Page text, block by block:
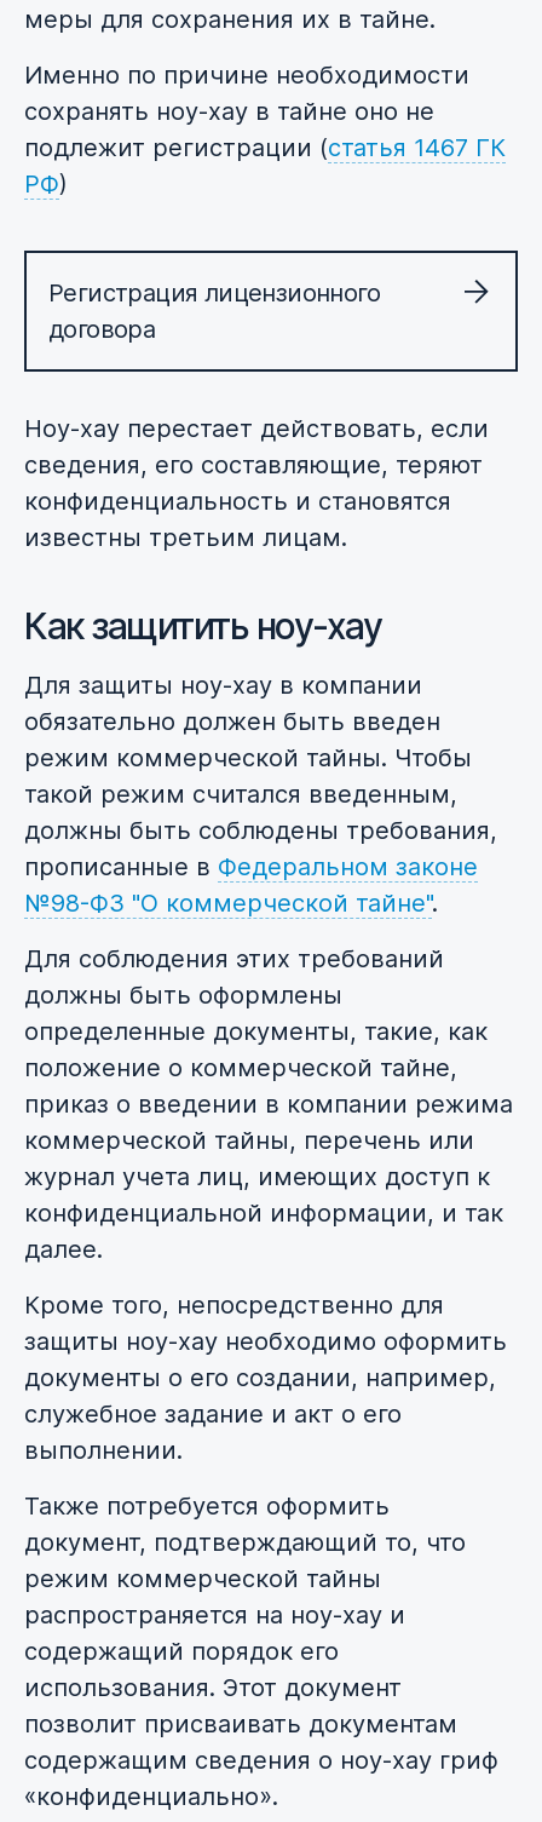
меры для сохранения их в тайне.
Именно по причине необходимости
сохранять ноу-хау в тайне оно не
подлежит регистрации (статья 1467 ГК
РФ)
Регистрация лицензионного
договора
Ноу-хау перестает действовать, если
сведения, его составляющие, теряют
конфиденциальность и становятся
известны третьим лицам.
Как защитить ноу-хау
Для защиты ноу-хау в компании
обязательно должен быть введен
режим коммерческой тайны. Чтобы
такой режим считался введенным,
должны быть соблюдены требования,
прописанные в Федеральном законе
№98-ФЗ "О коммерческой тайне".
Для соблюдения этих требований
должны быть оформлены
определенные документы, такие, как
положение о коммерческой тайне,
приказ о введении в компании режима
коммерческой тайны, перечень или
журнал учета лиц, имеющих доступ к
конфиденциальной информации, и так
далее.
Кроме того, непосредственно для
защиты ноу-хау необходимо оформить
документы о его создании, например,
служебное задание и акт о его
выполнении.
Также потребуется оформить
документ, подтверждающий то, что
режим коммерческой тайны
распространяется на ноу-хау и
содержащий порядок его
использования. Этот документ
позволит присваивать документам
содержащим сведения о ноу-хау гриф
«конфиденциально».